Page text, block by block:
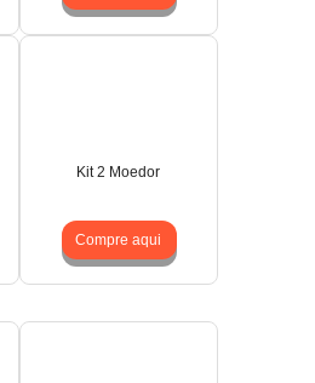
Kit 2 Moedor
Compre aqui